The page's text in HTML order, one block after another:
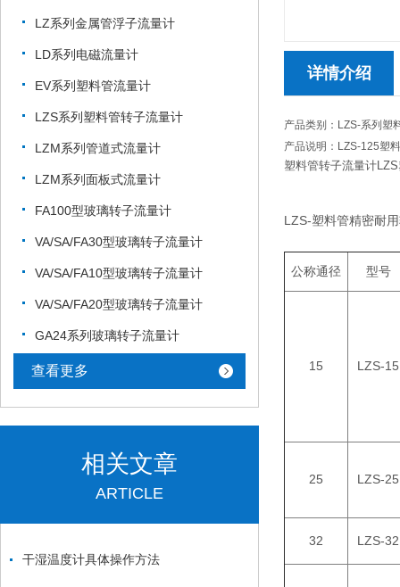
LZ系列金属管浮子流量计
LD系列电磁流量计
EV系列塑料管流量计
LZS系列塑料管转子流量计
LZM系列管道式流量计
LZM系列面板式流量计
FA100型玻璃转子流量计
VA/SA/FA30型玻璃转子流量计
VA/SA/FA10型玻璃转子流量计
VA/SA/FA20型玻璃转子流量计
GA24系列玻璃转子流量计
查看更多
相关文章
ARTICLE
干湿温度计具体操作方法
详情介绍
产品类别：LZS-系列塑
产品说明：LZS-125塑
塑料管转子流量计
LZS-塑料管精密耐
公称通径 型号
15 LZS-15
25 LZS-25
32 LZS-32